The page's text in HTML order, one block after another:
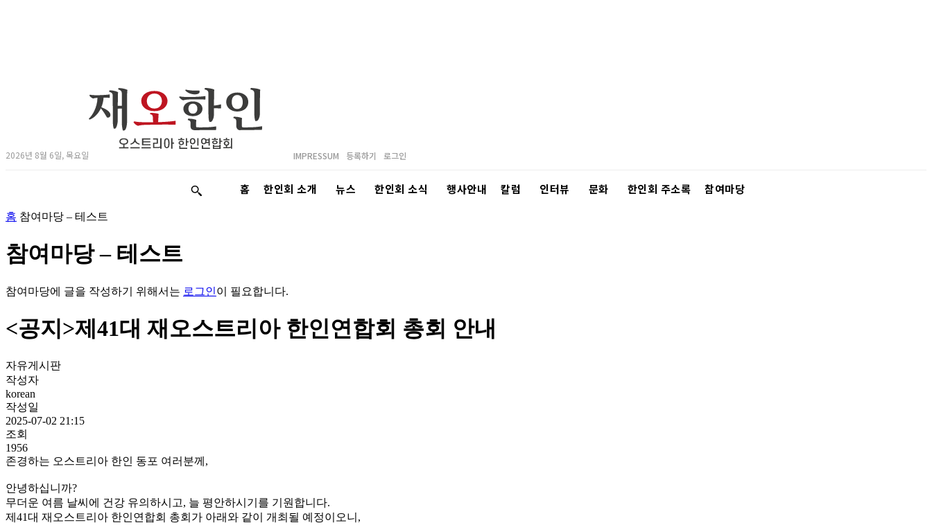
2026년 8월 6일, 목요일 IMPRESSUM 등록하기 로그인
홈 한인회 소개 뉴스 한인회 소식 행사안내 칼럼 인터뷰 문화 한인회 주소록 참여마당
홈 참여마당 – 테스트
참여마당 – 테스트
참여마당에 글을 작성하기 위해서는 로그인이 필요합니다.
<공지>제41대 재오스트리아 한인연합회 총회 안내
자유게시판
작성자
korean
작성일
2025-07-02 21:15
조회
1956
존경하는 오스트리아 한인 동포 여러분께,
안녕하십니까?
무더운 여름 날씨에 건강 유의하시고, 늘 평안하시기를 기원합니다.
제41대 재오스트리아 한인연합회 총회가 아래와 같이 개최될 예정이오니,